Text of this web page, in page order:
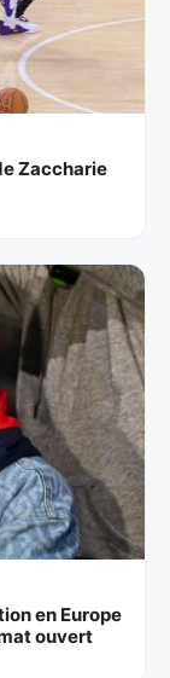
Zaccharie
en Europe
ouvert